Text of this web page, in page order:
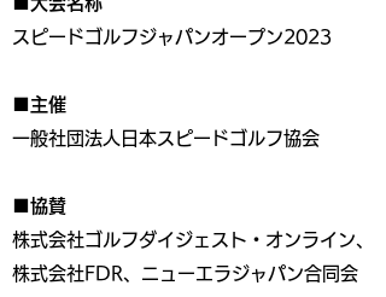
スピードゴルフジャパンオープン2023
■主催
一般社団法人日本スピードゴルフ協会
■協賛
株式会社ゴルフダイジェスト・オンライン、
株式会社FDR、ニューエラジャパン合同会